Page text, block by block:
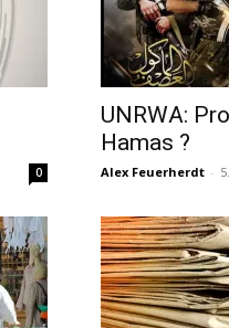
0
UNRWA:
Hamas ?
Alex Feuerherdt -